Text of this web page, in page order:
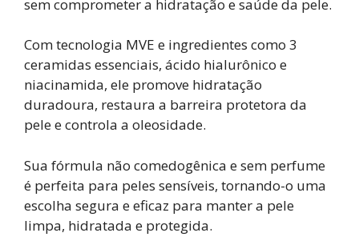
sem comprometer a hidratação e saúde da pele.
Com tecnologia MVE e ingredientes como 3
ceramidas essenciais, ácido hialurônico e
niacinamida, ele promove hidratação
duradoura, restaura a barreira protetora da
pele e controla a oleosidade.
Sua fórmula não comedogênica e sem perfume
é perfeita para peles sensíveis, tornando-o uma
escolha segura e eficaz para manter a pele
limpa, hidratada e protegida.